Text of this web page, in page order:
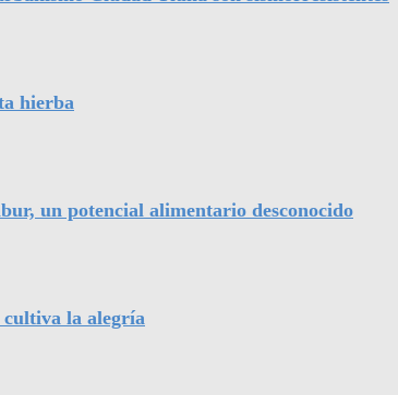
hierba
un potencial alimentario desconocido
la alegría